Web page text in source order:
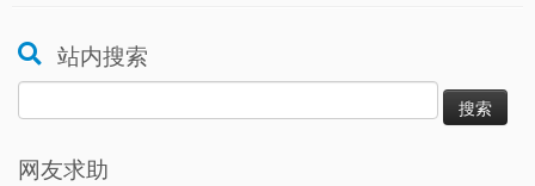
站内搜索
索：
网友求助